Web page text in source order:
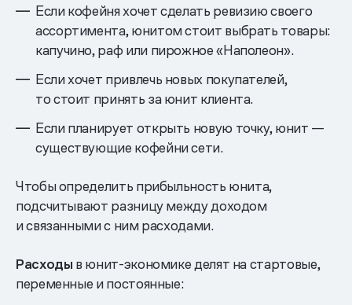
Если кофейня хочет сделать ревизию своего
ассортимента, юнитом стоит выбрать товары:
капучино, раф или пирожное «Наполеон».
Если хочет привлечь новых покупателей,
то стоит принять за юнит клиента.
Если планирует открыть новую точку, юнит —
существующие кофейни сети.
Чтобы определить прибыльность юнита,
подсчитывают разницу между доходом
и связанными с ним расходами.
Расходы в юнит-экономике делят на стартовые,
переменные и постоянные: